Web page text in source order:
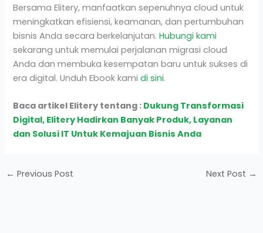
Bersama Elitery, manfaatkan sepenuhnya cloud untuk
meningkatkan efisiensi, keamanan, dan pertumbuhan
bisnis Anda secara berkelanjutan.Hubungi kami
sekarang untuk memulai perjalanan migrasi cloud
Anda dan membuka kesempatan baru untuk sukses di
era digital. Unduh Ebook kamidi sini.
Baca artikel Elitery tentang : Dukung Transformasi
Digital, Elitery Hadirkan Banyak Produk, Layanan
dan Solusi IT Untuk Kemajuan Bisnis Anda
← Previous Post Next Post →